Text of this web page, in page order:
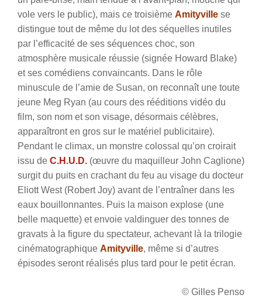
vole vers le public), mais ce troisième Amityville se
distingue tout de même du lot des séquelles inutiles
par l’efficacité de ses séquences choc, son
atmosphère musicale réussie (signée Howard Blake)
et ses comédiens convaincants. Dans le rôle
minuscule de l’amie de Susan, on reconnaît une toute
jeune Meg Ryan (au cours des rééditions vidéo du
film, son nom et son visage, désormais célèbres,
apparaîtront en gros sur le matériel publicitaire).
Pendant le climax, un monstre colossal qu’on croirait
issu de C.H.U.D. (œuvre du maquilleur John Caglione)
surgit du puits en crachant du feu au visage du docteur
Eliott West (Robert Joy) avant de l’entraîner dans les
eaux bouillonnantes. Puis la maison explose (une
belle maquette) et envoie valdinguer des tonnes de
gravats à la figure du spectateur, achevant là la trilogie
cinématographique Amityville, même si d’autres
épisodes seront réalisés plus tard pour le petit écran.
© Gilles Penso